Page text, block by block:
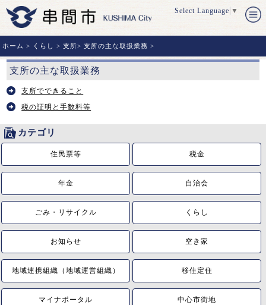
Select Language ▼
ホーム > くらし >支所>支所の主な取扱業務 >
支所の主な取扱業務
支所でできること
税の証明と手数料等
カテゴリ
住民票等 税金
年金 自治会
ごみ・リサイクル くらし
お知らせ 空き家
地域連携組織（地域運営組織） 移住定住
マイナポータル 中心市街地